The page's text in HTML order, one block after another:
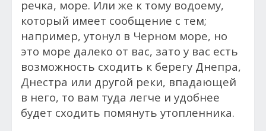
речка, море. Или же к тому водоему,
который имеет сообщение с тем;
например, утонул в Черном море, но
это море далеко от вас, зато у вас есть
возможность сходить к берегу Днепра,
Днестра или другой реки, впадающей
в него, то вам туда легче и удобнее
будет сходить помянуть утопленника.